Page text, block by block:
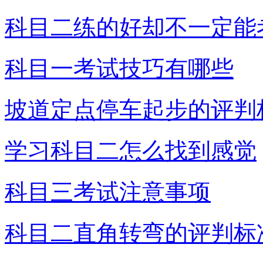
科目二练的好却不一定能
科目一考试技巧有哪些
坡道定点停车起步的评
学习科目二怎么找到感觉
科目三考试注意事项
科目二直角转弯的评判